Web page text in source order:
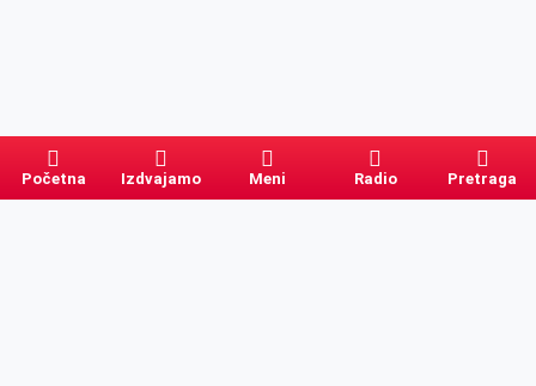
Početna Izdvajamo Meni Radio Pretraga